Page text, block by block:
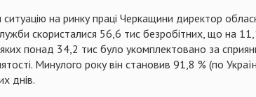
ситуацію на ринку праці Черкащини директор
скористалися 56,6 тис безробітних, що на
яких понад 34,2 тис було укомплектовано за
Минулого року він становив 91,8 % (по
днів.